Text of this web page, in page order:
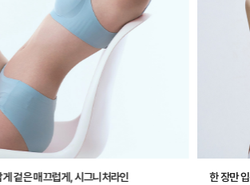
겉은 매끄럽게, 시그니처라인
한 장만